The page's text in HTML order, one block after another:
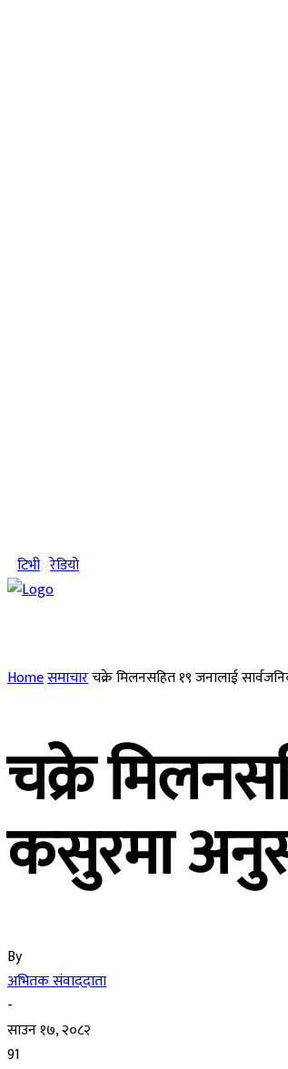
टिभी रेडियो
Homeसमाचारचक्रे मिलनसहित १९ जनालाई
चक्रे
कसुरमा
By
अभितक संवाददाता
-
साउन १७, २०८२
91